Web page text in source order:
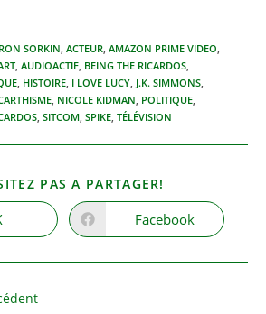
SORKIN, ACTEUR, AMAZON PRIME VIDEO,
, AUDIOACTIF, BEING THE RICARDOS,
, HISTOIRE, I LOVE LUCY, J.K. SIMMONS,
, NICOLE KIDMAN, POLITIQUE,
, SITCOM, SPIKE, TÉLÉVISION
PAS A PARTAGER!
CONTENU
Ouvrir
dans
autre
Facebook